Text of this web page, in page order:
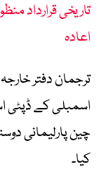
تاریخی قرارداد
اعادہ
ترجمان دفتر
اسمبلی کے ڈپٹی
چین پارلیمانی
کیا۔